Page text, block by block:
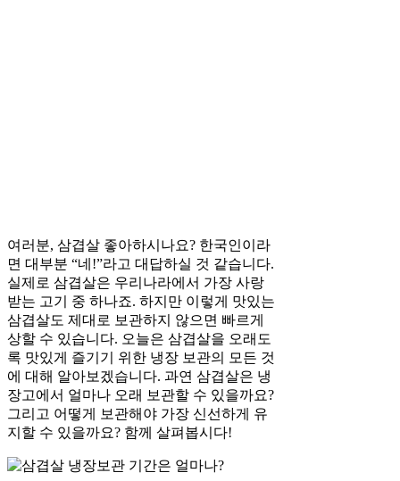
여러분, 삼겹살 좋아하시나요? 한국인이라
면 대부분 “네!”라고 대답하실 것 같습니다.
실제로 삼겹살은 우리나라에서 가장 사랑
받는 고기 중 하나죠. 하지만 이렇게 맛있는
삼겹살도 제대로 보관하지 않으면 빠르게
상할 수 있습니다. 오늘은 삼겹살을 오래도
록 맛있게 즐기기 위한 냉장 보관의 모든 것
에 대해 알아보겠습니다. 과연 삼겹살은 냉
장고에서 얼마나 오래 보관할 수 있을까요?
그리고 어떻게 보관해야 가장 신선하게 유
지할 수 있을까요? 함께 살펴봅시다!